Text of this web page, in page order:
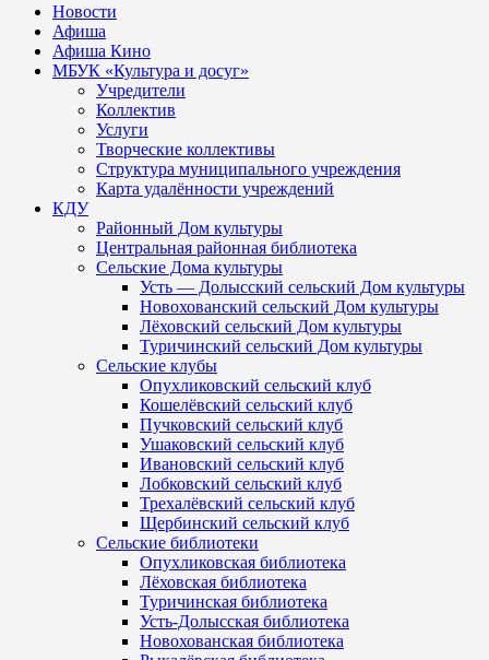
Новости
Афиша
Афиша Кино
МБУК «Культура и досуг»
Учредители
Коллектив
Услуги
Творческие коллективы
Структура муниципального учреждения
Карта удалённости учреждений
КДУ
Районный Дом культуры
Центральная районная библиотека
Сельские Дома культуры
Усть — Долысский сельский Дом культуры
Новохованский сельский Дом культуры
Лёховский сельский Дом культуры
Туричинский сельский Дом культуры
Сельские клубы
Опухликовский сельский клуб
Кошелёвский сельский клуб
Пучковский сельский клуб
Ушаковский сельский клуб
Ивановский сельский клуб
Лобковский сельский клуб
Трехалёвский сельский клуб
Щербинский сельский клуб
Сельские библиотеки
Опухликовская библиотека
Лёховская библиотека
Туричинская библиотека
Усть-Долысская библиотека
Новохованская библиотека